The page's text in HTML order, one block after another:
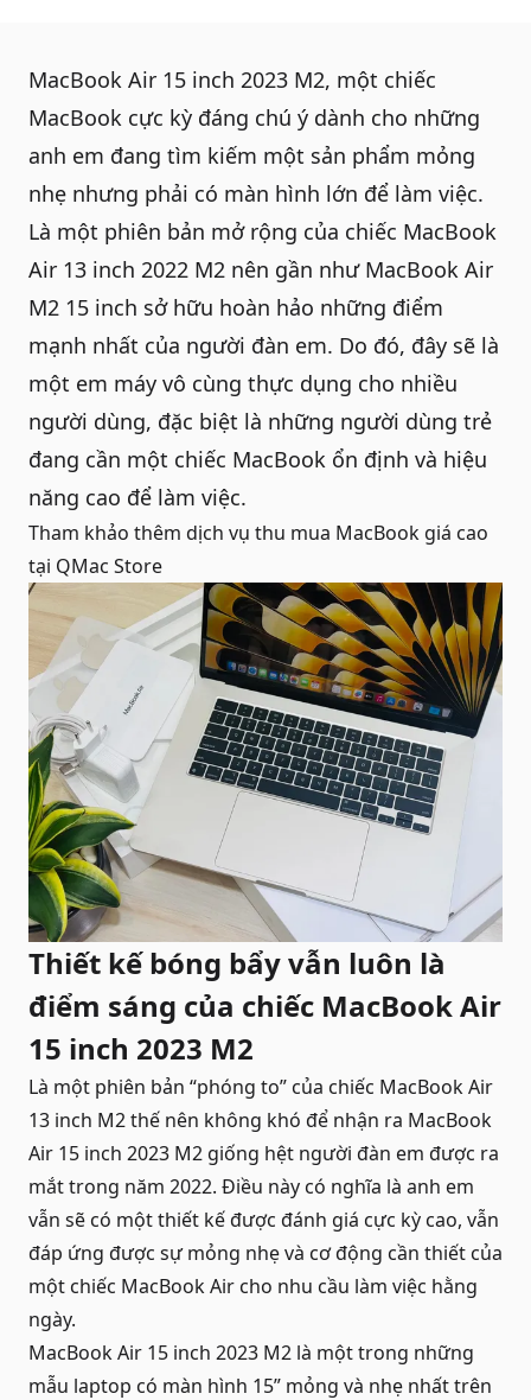
MacBook Air 15 inch 2023 M2, một chiếc
MacBook cực kỳ đáng chú ý dành cho những
anh em đang tìm kiếm một sản phẩm mỏng
nhẹ nhưng phải có màn hình lớn để làm việc.
Là một phiên bản mở rộng của chiếc MacBook
Air 13 inch 2022 M2 nên gần như MacBook Air
M2 15 inch sở hữu hoàn hảo những điểm
mạnh nhất của người đàn em. Do đó, đây sẽ là
một em máy vô cùng thực dụng cho nhiều
người dùng, đặc biệt là những người dùng trẻ
đang cần một chiếc MacBook ổn định và hiệu
năng cao để làm việc.
Tham khảo thêm dịch vụ thu mua MacBook giá cao
tại QMac Store
Thiết kế bóng bẩy vẫn luôn là
điểm sáng của chiếc MacBook Air
15 inch 2023 M2
Là một phiên bản “phóng to” của chiếc MacBook Air
13 inch M2 thế nên không khó để nhận ra MacBook
Air 15 inch 2023 M2 giống hệt người đàn em được ra
mắt trong năm 2022. Điều này có nghĩa là anh em
vẫn sẽ có một thiết kế được đánh giá cực kỳ cao, vẫn
đáp ứng được sự mỏng nhẹ và cơ động cần thiết của
một chiếc MacBook Air cho nhu cầu làm việc hằng
ngày.
MacBook Air 15 inch 2023 M2 là một trong những
mẫu laptop có màn hình 15” mỏng và nhẹ nhất trên